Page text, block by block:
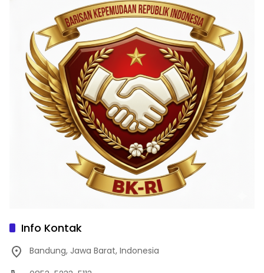
Info Kontak
Bandung, Jawa Barat, Indonesia